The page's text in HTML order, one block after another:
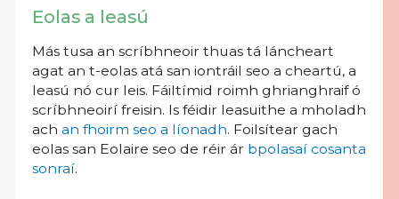
Eolas a leasú
Más tusa an scríbhneoir thuas tá láncheart
agat an t-eolas atá san iontráil seo a cheartú, a
leasú nó cur leis. Fáiltímid roimh ghrianghraif ó
scríbhneoirí freisin. Is féidir leasuithe a mholadh
ach an fhoirm seo a líonadh. Foilsítear gach
eolas san Eolaire seo de réir ár bpolasaí cosanta
sonraí.